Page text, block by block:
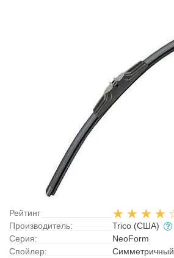
Рейтинг
Производитель:
Trico (США)
Серия:
NeoForm
Спойлер:
Симметричный